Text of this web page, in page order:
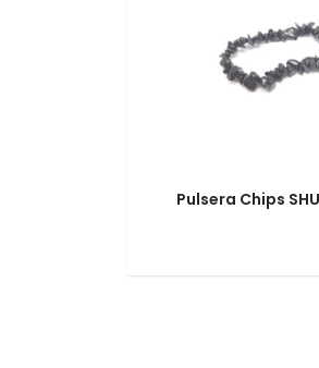
Pulsera Chips